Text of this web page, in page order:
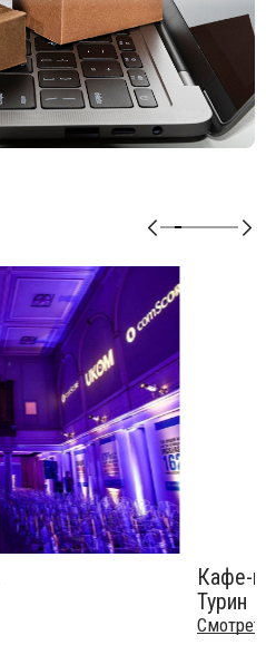
Кафе-
Турин